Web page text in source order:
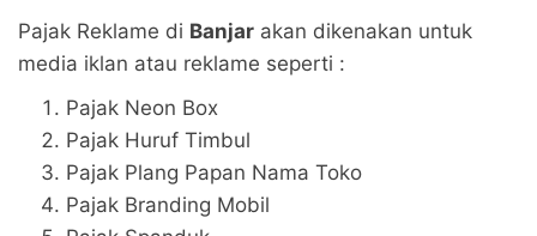
Pajak Reklame di Banjar akan dikenakan untuk
media iklan atau reklame seperti :
Pajak Neon Box
Pajak Huruf Timbul
Pajak Plang Papan Nama Toko
Pajak Branding Mobil